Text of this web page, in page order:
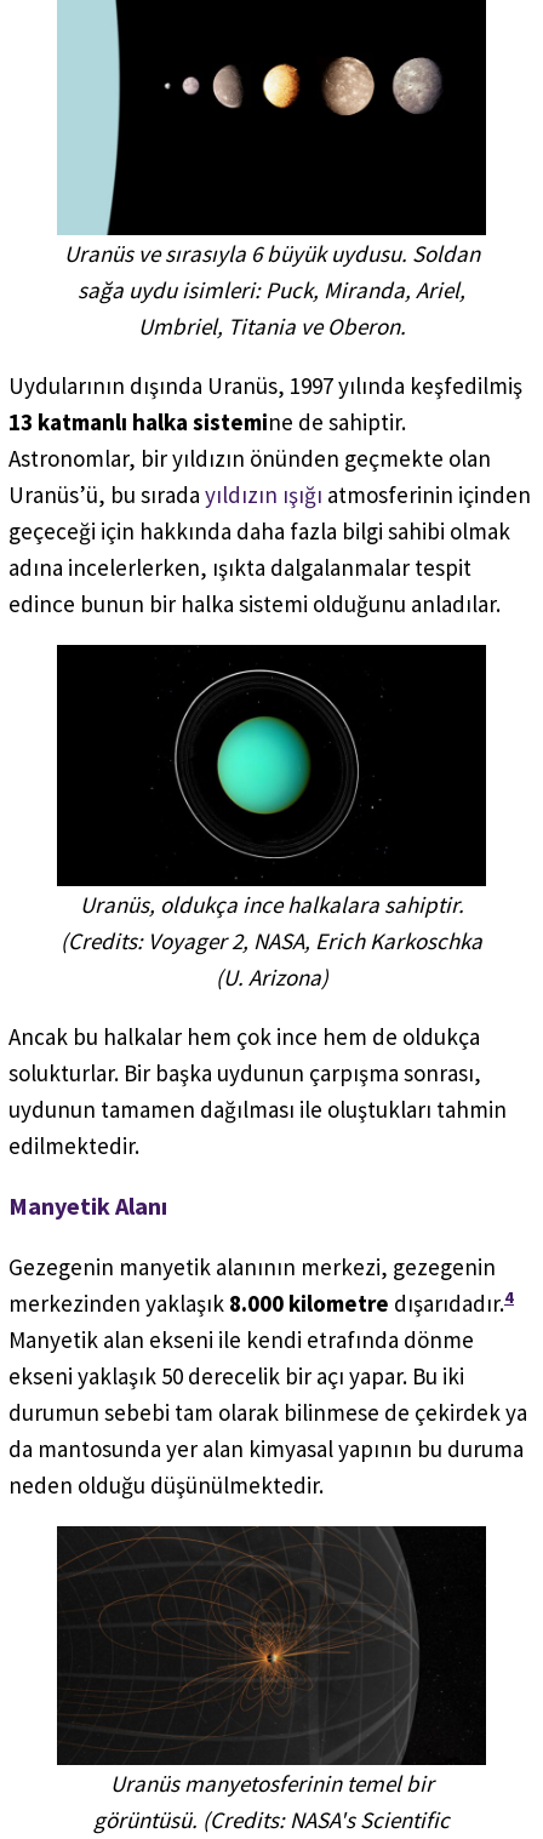
Uranüs ve sırasıyla 6 büyük uydusu. Soldan
sağa uydu isimleri:Puck, Miranda, Ariel,
Umbriel, TitaniaveOberon.
Uydularının dışında Uranüs, 1997 yılında keşfedilmiş
13 katmanlı halka sistemine de sahiptir.
Astronomlar, bir yıldızın önünden geçmekte olan
Uranüs’ü, bu sırada yıldızın ışığı atmosferinin içinden
geçeceği için hakkında daha fazla bilgi sahibi olmak
adına incelerlerken, ışıkta dalgalanmalar tespit
edince bunun bir halka sistemi olduğunu anladılar.
Uranüs, oldukça ince halkalara sahiptir.
(Credits: Voyager 2, NASA, Erich Karkoschka
(U. Arizona)
Ancak bu halkalar hem çok ince hem de oldukça
solukturlar. Bir başka uydunun çarpışma sonrası,
uydunun tamamen dağılması ile oluştukları tahmin
edilmektedir.
Manyetik Alanı
Gezegenin manyetik alanının merkezi, gezegenin
merkezinden yaklaşık 8.000 kilometre dışarıdadır.4
Manyetik alan ekseni ile kendi etrafında dönme
ekseni yaklaşık 50 derecelik bir açı yapar. Bu iki
durumun sebebi tam olarak bilinmese de çekirdek ya
da mantosunda yer alan kimyasal yapının bu duruma
neden olduğu düşünülmektedir.
Uranüs manyetosferinin temel bir
görüntüsü. (Credits: NASA's Scientific